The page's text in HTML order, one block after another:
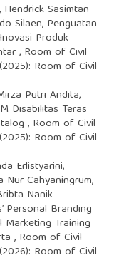
Sasimtan
Silaen, Penguatan
Produk
, Room of Civil
Room of Civil
Putri Andita,
Disabilitas Teras
, Room of Civil
Room of Civil
Erlistyarini,
Nur Cahyaningrum,
Nanik
Personal Branding
Training
, Room of Civil
Room of Civil